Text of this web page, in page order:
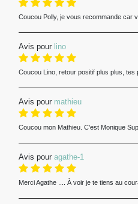
Coucou Polly, je vous recommande car
Avis pour lino
Coucou Lino, retour positif plus plus, tes
Avis pour mathieu
Coucou mon Mathieu. C’est Monique
Avis pour agathe-1
Merci Agathe .... À voir je te tiens au